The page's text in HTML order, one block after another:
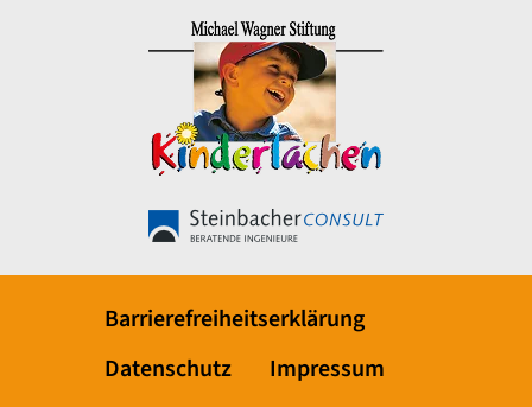
Barrierefreiheitserklärung
Datenschutz
Impressum